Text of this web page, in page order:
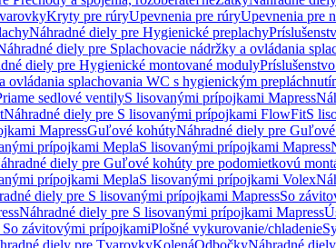
Kryty pre rúryUpevnenia pre rúryUpevnenia pre
Náhradné diely pre Hygienické preplachy
diely pre Splachovacie nádržky a ovládania
diely pre Hygienické montované moduly
ovládania splachovania WC s hygienickým
sedlové ventilyS lisovanými prípojkami Mapress
Náhradné diely pre S lisovanými prípojkami FlowFitS
MapressGuľové kohútyNáhradné diely pre
prípojkami MeplaS lisovanými prípojkami Mapress
diely pre Guľové kohúty pre podomietkovú
prípojkami MeplaS lisovanými prípojkami Volex
diely pre S lisovanými prípojkami MapressSo
Náhradné diely pre S lisovanými prípojkami Mapress
závitovými prípojkamiPlošné vykurovanie/chladenie
diely pre TvarovkyKolenáOdbočkyNáhradné